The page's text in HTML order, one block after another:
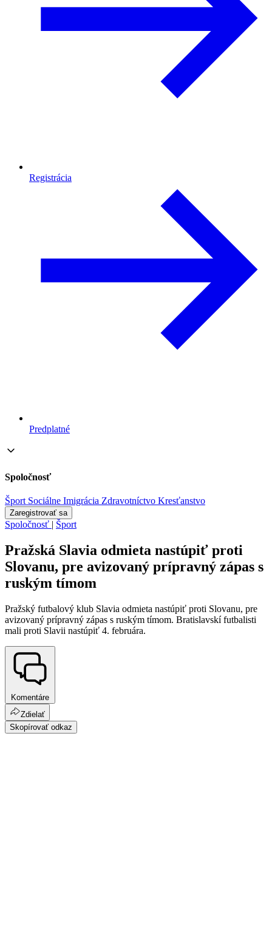
Registrácia
Predplatné
Spoločnosť
Šport Sociálne Imigrácia Zdravotníctvo Kresťanstvo
Zaregistrovať sa
Spoločnosť | Šport
Pražská Slavia odmieta nastúpiť proti
Slovanu, pre avizovaný prípravný zápas s
ruským tímom
Pražský futbalový klub Slavia odmieta nastúpiť proti Slovanu, pre
avizovaný prípravný zápas s ruským tímom. Bratislavskí futbalisti
mali proti Slavii nastúpiť 4. februára.
Komentáre
Zdielať
Skopírovať odkaz